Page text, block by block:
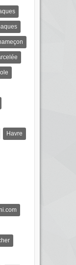
Havre